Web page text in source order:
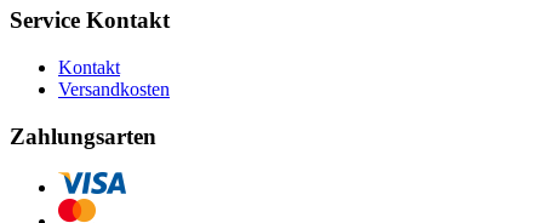
Service Kontakt
Kontakt
Versandkosten
Zahlungsarten